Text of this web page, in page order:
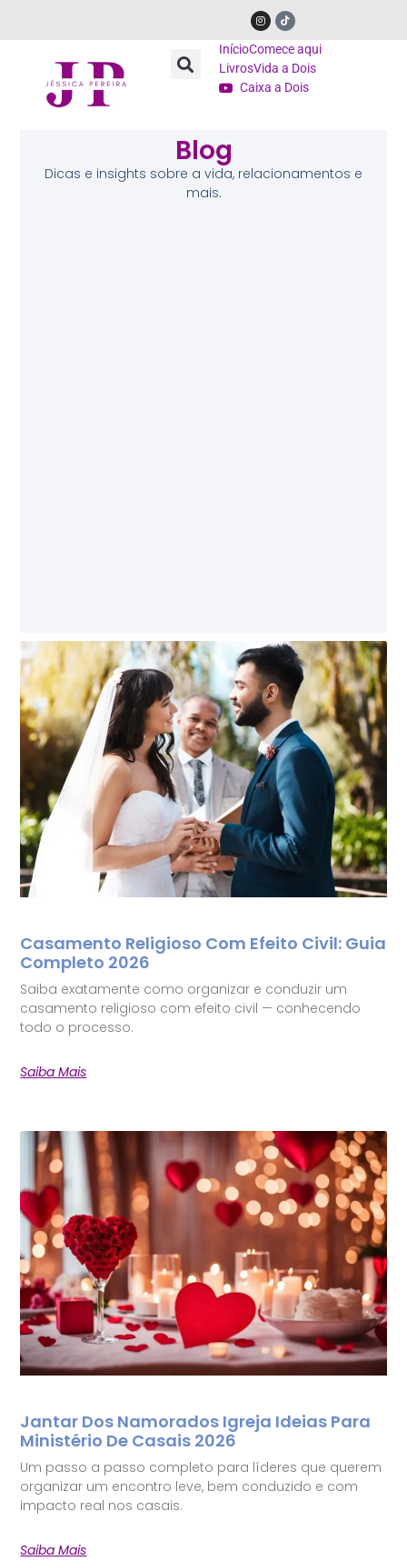
InícioComece aqui
LivrosVida a Dois
Caixa a Dois
Blog
Dicas e insights sobre a vida, relacionamentos e
mais.
Casamento Religioso Com Efeito Civil: Guia
Completo 2026
Saiba exatamente como organizar e conduzir um
casamento religioso com efeito civil — conhecendo
todo o processo.
Saiba Mais
Jantar Dos Namorados Igreja Ideias Para
Ministério De Casais 2026
Um passo a passo completo para líderes que querem
organizar um encontro leve, bem conduzido e com
impacto real nos casais.
Saiba Mais